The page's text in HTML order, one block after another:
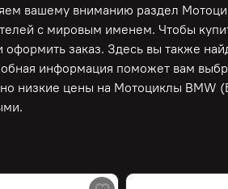
вашему вниманию раздел
с мировым именем. Чтобы
оформить заказ. Здесь вы также
информация поможет вам
низкие цены на Мотоциклы BMW